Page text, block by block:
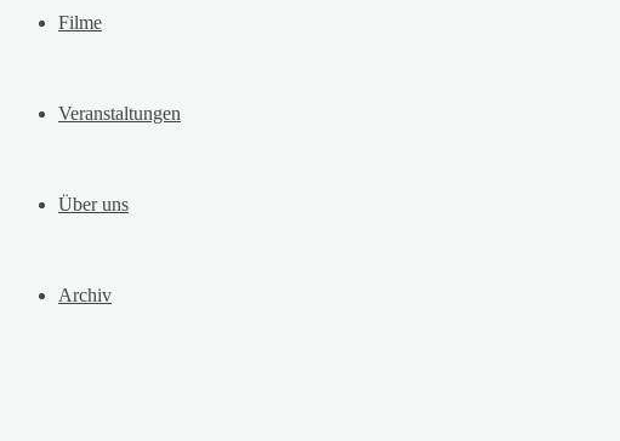
Filme
Veranstaltungen
Über uns
Archiv